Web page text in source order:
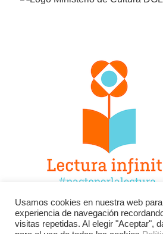
Facebook Twitter
Usamos cookies en nuestra web
experiencia de navegación
visitas repetidas. Al elegir "Aceptar",